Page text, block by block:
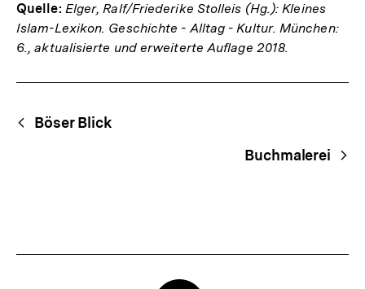
Quelle: Elger, Ralf/Friederike Stolleis (Hg.): Kleines
Islam-Lexikon. Geschichte - Alltag - Kultur. München:
6., aktualisierte und erweiterte Auflage 2018.
Begriffsnavigation
Content-
Navigation
Böser Blick
Buchmalerei